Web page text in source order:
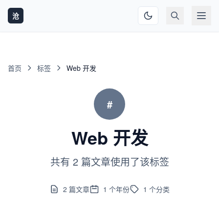
沧
首页 标签 Web 开发
#
Web 开发
共有 2 篇文章使用了该标签
2 篇文章 1 个年份 1 个分类